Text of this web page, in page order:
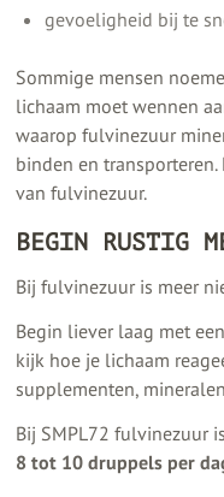
gevoeligheid bij te
Sommige mensen
lichaam moet wennen
waarop fulvinezuur
binden en transporteren.
van fulvinezuur.
BEGIN RUSTIG
Bij fulvinezuur is meer
Begin liever laag met
kijk hoe je lichaam
supplementen,
Bij SMPL72 fulvinezuur
8 tot 10 druppels per